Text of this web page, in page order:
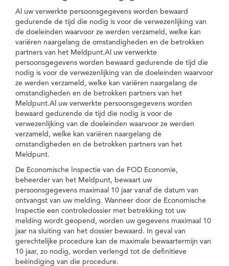
Al uw verwerkte persoonsgegevens worden bewaard
gedurende de tijd die nodig is voor de verwezenlijking van
de doeleinden waarvoor ze werden verzameld, welke kan
variëren naargelang de omstandigheden en de betrokken
partners van het Meldpunt.Al uw verwerkte
persoonsgegevens worden bewaard gedurende de tijd die
nodig is voor de verwezenlijking van de doeleinden waarvoor
ze werden verzameld, welke kan variëren naargelang de
omstandigheden en de betrokken partners van het
Meldpunt.Al uw verwerkte persoonsgegevens worden
bewaard gedurende de tijd die nodig is voor de
verwezenlijking van de doeleinden waarvoor ze werden
verzameld, welke kan variëren naargelang de
omstandigheden en de betrokken partners van het
Meldpunt.
De Economische Inspectie van de FOD Economie,
beheerder van het Meldpunt, bewaart uw
persoonsgegevens maximaal 10 jaar vanaf de datum van
ontvangst van uw melding. Wanneer door de Economische
Inspectie een controledossier met betrekking tot uw
melding wordt geopend, worden uw gegevens maximaal 10
jaar na sluiting van het dossier bewaard. In geval van
gerechtelijke procedure kan de maximale bewaartermijn van
10 jaar, zo nodig, worden verlengd tot de definitieve
beëindiging van die procedure.